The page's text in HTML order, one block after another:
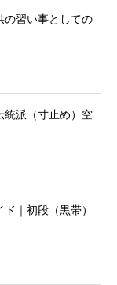
の習い事としての
統派（寸止め）空
｜初段（黒帯）